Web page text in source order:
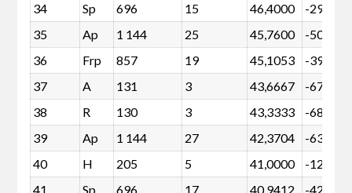
34
Sp 696 15 46,4000
-293
35
Ap 1 144 25 45,7600
-505
36
Frp 857 19 45,1053
-396
37
A 131 3 43,6667
-67
38
R 130 3 43,3333
-68
39
Ap 1 144 27 42,3704
-636
40
H 205 5 41,0000
-125
41
Sp 696 17 40,9412 -425